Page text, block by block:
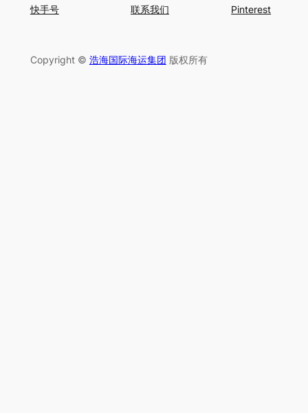
快手号
联系我们
Pinterest
Copyright © 浩海国际海运集团 版权所有